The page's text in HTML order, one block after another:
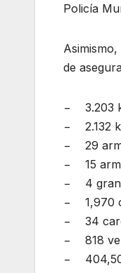
Policía
de
− 3.203
− 2.132
− 29
− 15
− 4
− 1,970
− 34
− 818
−